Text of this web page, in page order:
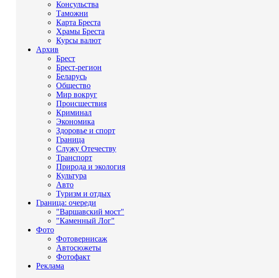
Консульства
Таможни
Карта Бреста
Храмы Бреста
Курсы валют
Архив
Брест
Брест-регион
Беларусь
Общество
Мир вокруг
Происшествия
Криминал
Экономика
Здоровье и спорт
Граница
Служу Отечеству
Транспорт
Природа и экология
Культура
Авто
Туризм и отдых
Граница: очереди
"Варшавский мост"
"Каменный Лог"
Фото
Фотовернисаж
Автосюжеты
Фотофакт
Реклама